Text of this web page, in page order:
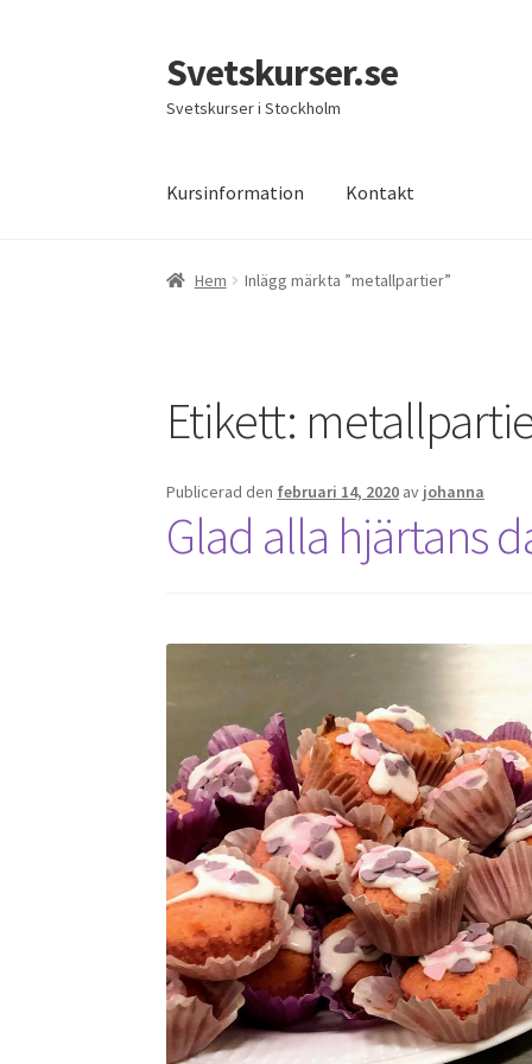
Hoppa
till
navigering
Hoppa
till
innehåll
Svetskurser.se
Svetskurser i Stockholm
Kursinformation Kontakt
Hem Inlägg märkta ”metallpartier”
Etikett:
Publicerad den februari 14, 2020 av johanna
Glad alla hjärtans